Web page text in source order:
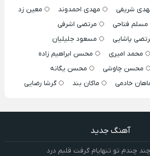
شریفی مهدی احمدوند
معین زد
مسلم فتاحی
مرتضی اشرفی
پاشایی
مسعود جلیلیان
محمد امیری
محسن ابراهیم زاده
محسن چاوشی
محسن یگانه
خادمی ماکان بند گرشا رضایی
آهنگ جدید
چندم تو تنهایام گرفت قلبم درد